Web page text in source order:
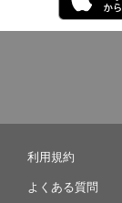
利用規約
よくある質問